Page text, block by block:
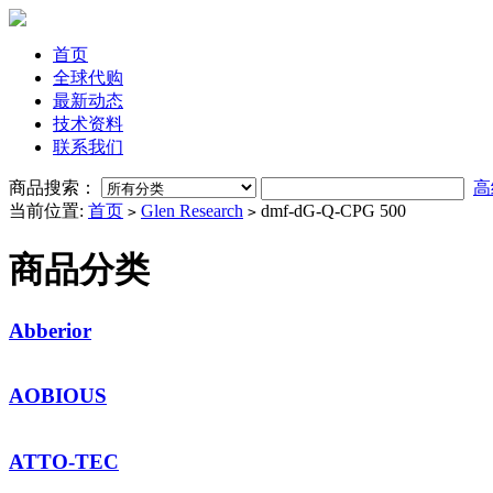
首页
全球代购
最新动态
技术资料
联系我们
商品搜索：
当前位置: 首页 > Glen Research > dmf-dG-Q-CPG 500
商品分类
Abberior
AOBIOUS
ATTO-TEC